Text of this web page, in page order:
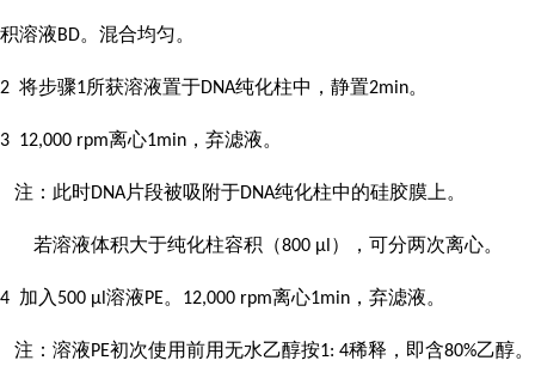
积溶液BD。混合均匀。
2 将步骤1所获溶液置于DNA纯化柱中，静置2min。
3 12,000 rpm离心1min ，弃滤液。
注：此时DNA片段被吸附于DNA纯化柱中的硅胶膜上。
若溶液体积大于纯化柱容积（800 μl ），可分两次离心。
4 加入 500 μl 溶液PE。 12,000 rpm离心1min ，弃滤液。
注：溶液PE初次使用前用无水乙醇按1: 4稀释，即含80%乙醇。